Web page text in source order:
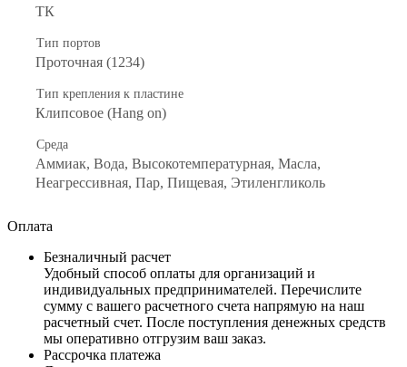
ТК
Тип портов
Проточная (1234)
Тип крепления к пластине
Клипсовое (Hang on)
Среда
Аммиак, Вода, Высокотемпературная, Масла,
Неагрессивная, Пар, Пищевая, Этиленгликоль
Оплата
Безналичный расчет
Удобный способ оплаты для организаций и
индивидуальных предпринимателей. Перечислите
сумму с вашего расчетного счета напрямую на наш
расчетный счет. После поступления денежных средств
мы оперативно отгрузим ваш заказ.
Рассрочка платежа